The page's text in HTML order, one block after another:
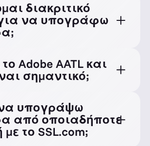
διακριτικό
να υπογράφω
Adobe AATL και
σημαντικό;
υπογράψω
από οποιαδήποτε
το SSL.com;